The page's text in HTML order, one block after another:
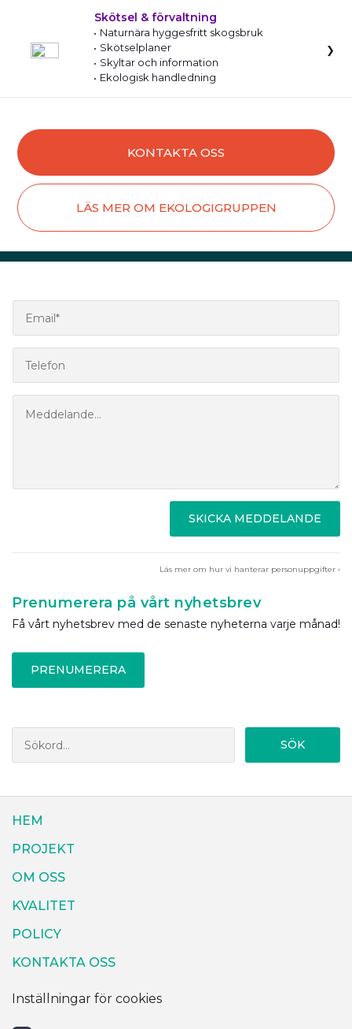
Skötsel & förvaltning
Naturnära hyggesfritt skogsbruk
Skötselplaner
Skyltar och information
Ekologisk handledning
KONTAKTA OSS
LÄS MER OM EKOLOGIGRUPPEN
SKICKA MEDDELANDE
Läs mer om hur vi hanterar personuppgifter ›
Prenumerera på vårt nyhetsbrev
Få vårt nyhetsbrev med de senaste nyheterna varje månad!
PRENUMERERA
SÖK
HEM
PROJEKT
OM OSS
KVALITET
POLICY
KONTAKTA OSS
Inställningar för cookies